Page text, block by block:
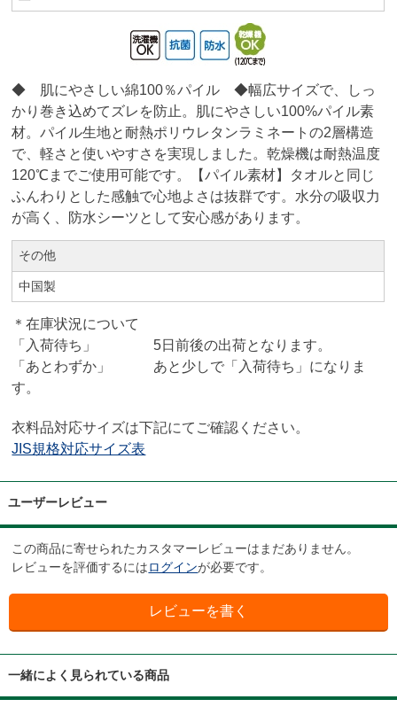
◆ 肌にやさしい綿100％パイル ◆幅広サイズで、しっ
かり巻き込めてズレを防止。肌にやさしい100%パイル素
材。パイル生地と耐熱ポリウレタンラミネートの2層構造
で、軽さと使いやすさを実現しました。乾燥機は耐熱温度
120℃までご使用可能です。【パイル素材】タオルと同じ
ふんわりとした感触で心地よさは抜群です。水分の吸収力
が高く、防水シーツとして安心感があります。
その他
中国製
＊在庫状況について
「入荷待ち」 5日前後の出荷となります。
「あとわずか」 あと少しで「入荷待ち」になりま
す。
衣料品対応サイズは下記にてご確認ください。
JIS規格対応サイズ表
ユーザーレビュー
この商品に寄せられたカスタマーレビューはまだありません。
レビューを評価するにはログインが必要です。
一緒によく見られている商品